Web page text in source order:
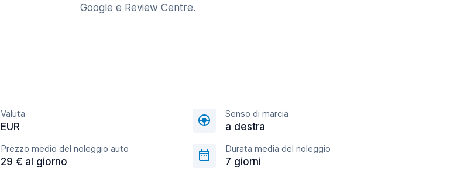
Google e Review Centre.
Valuta
EUR
Senso di marcia
a destra
Prezzo medio del noleggio auto
29 € al giorno
Durata media del noleggio
7 giorni